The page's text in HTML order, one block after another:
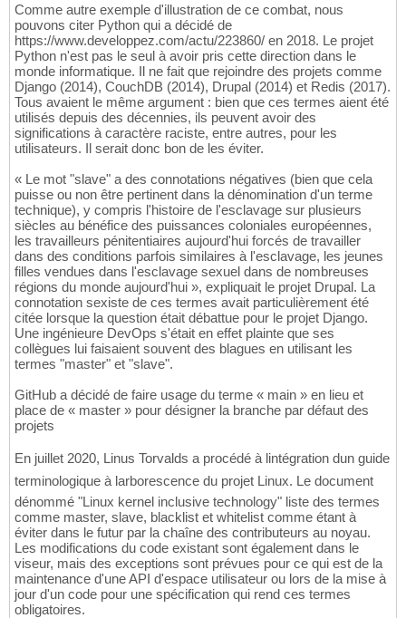
Comme autre exemple d'illustration de ce combat, nous
pouvons citer Python qui a décidé de
https://www.developpez.com/actu/223860/ en 2018. Le projet
Python n'est pas le seul à avoir pris cette direction dans le
monde informatique. Il ne fait que rejoindre des projets comme
Django (2014), CouchDB (2014), Drupal (2014) et Redis (2017).
Tous avaient le même argument : bien que ces termes aient été
utilisés depuis des décennies, ils peuvent avoir des
significations à caractère raciste, entre autres, pour les
utilisateurs. Il serait donc bon de les éviter.
« Le mot "slave" a des connotations négatives (bien que cela
puisse ou non être pertinent dans la dénomination d'un terme
technique), y compris l'histoire de l'esclavage sur plusieurs
siècles au bénéfice des puissances coloniales européennes,
les travailleurs pénitentiaires aujourd'hui forcés de travailler
dans des conditions parfois similaires à l'esclavage, les jeunes
filles vendues dans l'esclavage sexuel dans de nombreuses
régions du monde aujourd'hui », expliquait le projet Drupal. La
connotation sexiste de ces termes avait particulièrement été
citée lorsque la question était débattue pour le projet Django.
Une ingénieure DevOps s'était en effet plainte que ses
collègues lui faisaient souvent des blagues en utilisant les
termes "master" et "slave".
GitHub a décidé de faire usage du terme « main » en lieu et
place de « master » pour désigner la branche par défaut des
projets
En juillet 2020, Linus Torvalds a procédé à lintégration dun guide
terminologique à larborescence du projet Linux. Le document
dénommé "Linux kernel inclusive technology" liste des termes
comme master, slave, blacklist et whitelist comme étant à
éviter dans le futur par la chaîne des contributeurs au noyau.
Les modifications du code existant sont également dans le
viseur, mais des exceptions sont prévues pour ce qui est de la
maintenance d'une API d'espace utilisateur ou lors de la mise à
jour d'un code pour une spécification qui rend ces termes
obligatoires.